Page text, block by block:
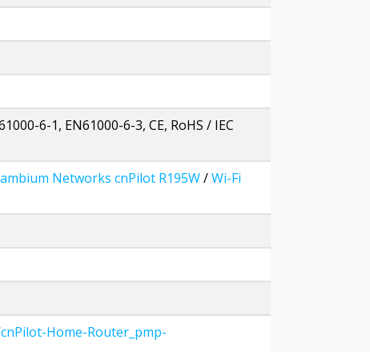
6-1, EN61000-6-3, CE, RoHS / IEC
Networks cnPilot R195W/Wi-Fi
Home-Router_pmp-